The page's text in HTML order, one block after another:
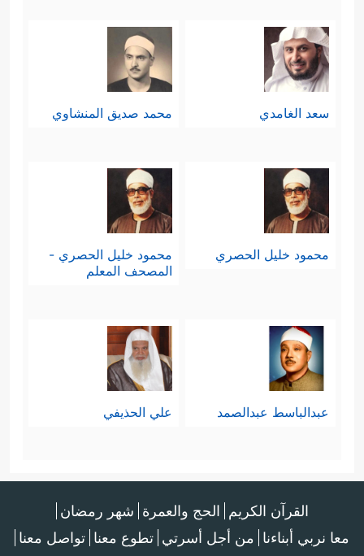
سعد الغامدي محمد صديق المنشاوي
محمود خليل الحصري
محمود خليل الحصري -
المصحف المعلم
عبدالباسط عبدالصمد علي الحذيفي
القرآن الكريم الحج والعمرة شهر رمضان
معا نربي أبناءنا من أجل أسرتي تطوع معنا تواصل معنا